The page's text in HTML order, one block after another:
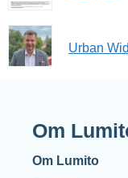
Urban
Om
Om Lumito